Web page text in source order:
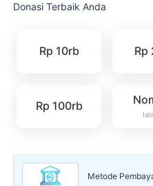
Donasi Terbaik Anda
Rp 10rb Rp
Rp 100rb
Metode